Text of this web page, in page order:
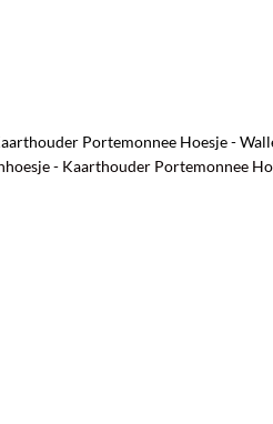
Portemonnee Hoesje -
- Kaarthouder Portemonnee